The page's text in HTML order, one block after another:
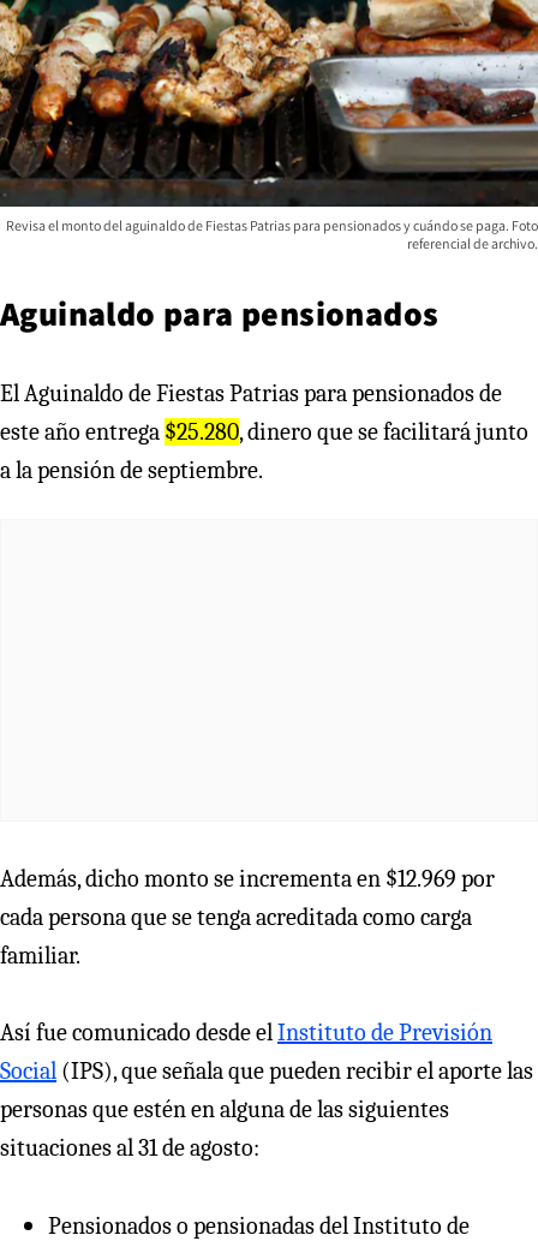
Revisa el monto del aguinaldo de Fiestas Patrias para pensionados y cuándo se paga. Foto
referencial de archivo.
Aguinaldo para pensionados
El Aguinaldo de Fiestas Patrias para pensionados de
este año entrega $25.280, dinero que se facilitará junto
a la pensión de septiembre.
Además, dicho monto se incrementa en $12.969 por
cada persona que se tenga acreditada como carga
familiar.
Así fue comunicado desde el Instituto de Previsión
Social (IPS), que señala que pueden recibir el aporte las
personas que estén en alguna de las siguientes
situaciones al 31 de agosto:
Pensionados o pensionadas del Instituto de